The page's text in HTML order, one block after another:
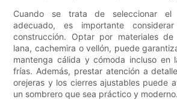
Cuando se trata de seleccionar el
adecuado, es importante
construcción. Optar por materiales
lana, cachemira o vellón, puede
mantenga cálida y cómoda incluso en
frías. Además, prestar atención a
orejeras y los cierres ajustables puede
un sombrero que sea práctico y moderno.